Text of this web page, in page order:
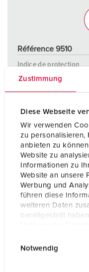
Zustimmung
Diese Webseite
Wir verwenden
zu personalisieren,
anbieten zu
Website zu
Informationen zu
Website an unsere
Werbung und
führen diese
weiteren Daten
bereitgestellt
Notwendig
Référence 9510
Indice de protection
Volt
Technique de